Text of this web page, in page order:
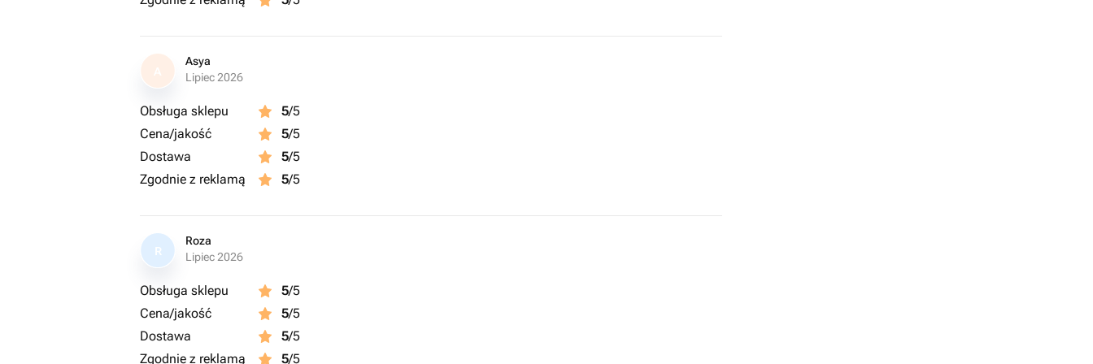
A
Asya
Lipiec 2026
Obsługa sklepu 5/5
Cena/jakość
5/5
Dostawa
5/5
Zgodnie z reklamą
5/5
R
Roza
Lipiec 2026
Obsługa sklepu 5/5
Cena/jakość
5/5
Dostawa
5/5
Zgodnie z reklamą
5/5